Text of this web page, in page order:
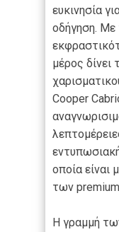
ευκινησία
οδήγηση. Με
μέρος δίνει
Cooper
οποία είναι
των
Η γραμμή